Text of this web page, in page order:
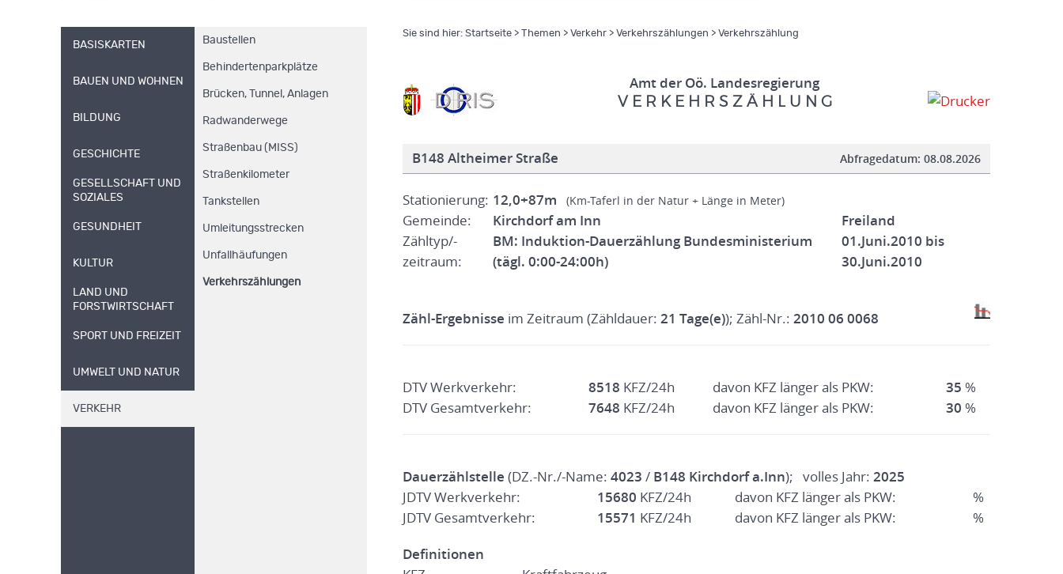
BASISKARTEN
BAUEN UND WOHNEN
BILDUNG
GESCHICHTE
GESELLSCHAFT UND
SOZIALES
GESUNDHEIT
KULTUR
LAND UND
FORSTWIRTSCHAFT
SPORT UND FREIZEIT
UMWELT UND NATUR
VERKEHR
Baustellen
Behindertenparkplätze
Brücken, Tunnel, Anlagen
Radwanderwege
Straßenbau (MISS)
Straßenkilometer
Tankstellen
Umleitungsstrecken
Unfallhäufungen
Verkehrszählungen
Sie sind hier: Startseite> Themen > Verkehr> Verkehrszählungen > Verkehrszählung
Amt der Oö. Landesregierung
V E R K E H R S Z Ä H L U N G
B148 Altheimer Straße Abfragedatum: 08.08.2026
Stationierung: 12,0+87m (Km-Taferl in der Natur + Länge in Meter)
Gemeinde: Kirchdorf am Inn
Freiland
Zähltyp/-
zeitraum:
BM: Induktion-Dauerzählung Bundesministerium
(tägl. 0:00-24:00h)
01.Juni.2010 bis
30.Juni.2010
Zähl-Ergebnisse im Zeitraum (Zähldauer: 21 Tage(e)); Zähl-Nr.: 2010 06 0068
DTV Werkverkehr: 8518 KFZ/24h davon KFZ länger als PKW: 35 %
DTV Gesamtverkehr:
7648 KFZ/24h davon KFZ länger als PKW: 30 %
Dauerzählstelle (DZ.-Nr./-Name: 4023 / B148 Kirchdorf a.Inn); volles Jahr: 2025
JDTV Werkverkehr:
15680 KFZ/24h davon KFZ länger als PKW:
%
JDTV Gesamtverkehr:
15571 KFZ/24h davon KFZ länger als PKW: %
Definitionen